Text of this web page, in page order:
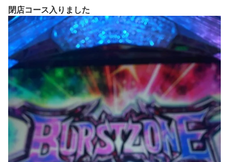
閉店コース入りました